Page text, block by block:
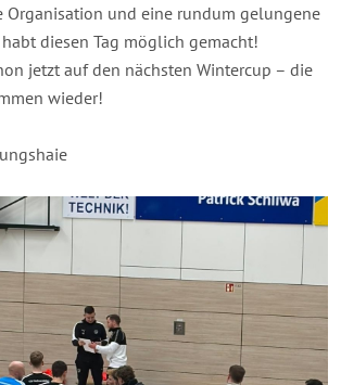
Organisation und eine rundum gelungene
diesen Tag möglich gemacht!
jetzt auf den nächsten Wintercup – die
wieder!